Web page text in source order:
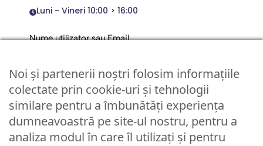
Luni - Vineri 10:00 > 16:00
Nume utilizator sau Email
Parola
Remember Me
Noi și partenerii noștri folosim informațiile
colectate prin cookie-uri și tehnologii
similare pentru a îmbunătăți experiența
dumneavoastră pe site-ul nostru, pentru a
analiza modul în care îl utilizați și pentru